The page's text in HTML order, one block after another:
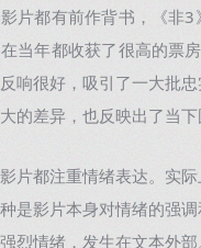
都有前作背书，《非3
当年都收获了很高的票
响很好，吸引了一大批
的差异，也反映出了当下
都注重情绪表达。实际
是影片本身对情绪的强
烈情绪，发生在文本外